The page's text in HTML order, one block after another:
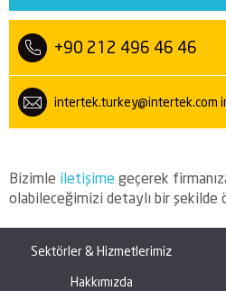
+90 212 496 46 46
intertek.turkey@intertek.com
Bizimle iletişime geçerek
olabileceğimizi detaylı bir şekilde
Sektörler & Hizmetlerimiz
Hakkımızda